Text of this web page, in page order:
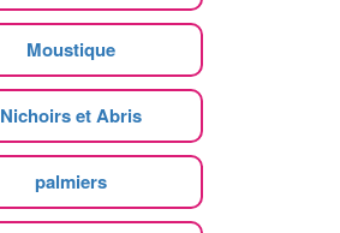
Moustique
Nichoirs et Abris
palmiers